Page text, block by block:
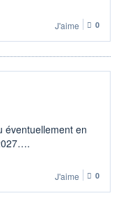
J'aime 0
éventuellement en
J'aime 0